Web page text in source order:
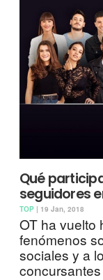
Qué
seguidores
TOP | 19 Jan, 2018
OT ha vuelto
fenómenos
sociales y a